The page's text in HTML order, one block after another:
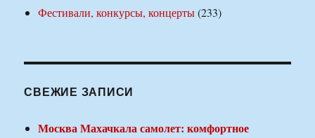
Фестивали, конкурсы, концерты(233)
СВЕЖИЕ ЗАПИСИ
Москва Махачкала самолет: комфортное